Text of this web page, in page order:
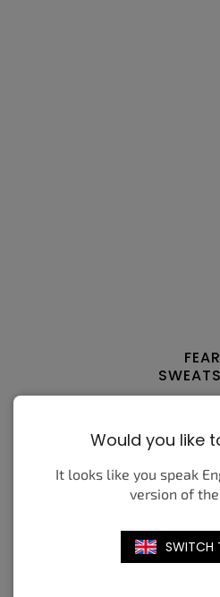
XS S
Would you like
It looks like you speak
version of
SWITCH